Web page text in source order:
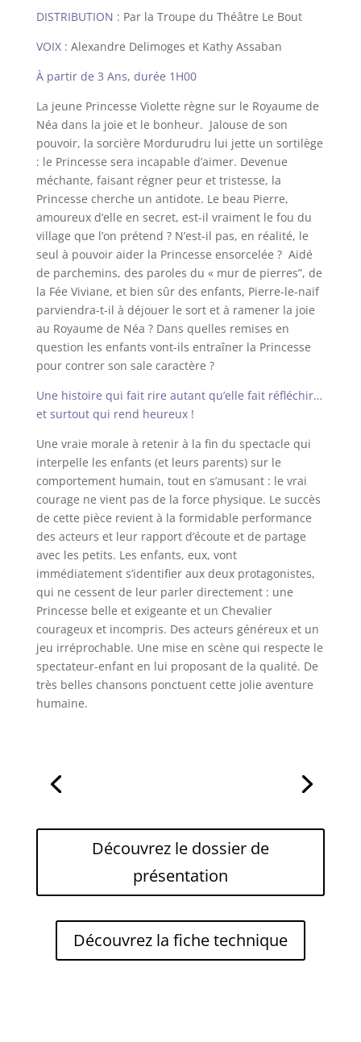
DISTRIBUTION : Par la Troupe du Théâtre Le Bout
VOIX : Alexandre Delimoges et Kathy Assaban
À partir de 3 Ans, durée 1H00
La jeune Princesse Violette règne sur le Royaume de
Néa dans la joie et le bonheur. Jalouse de son
pouvoir, la sorcière Mordurudru lui jette un sortilège
: le Princesse sera incapable d’aimer. Devenue
méchante, faisant régner peur et tristesse, la
Princesse cherche un antidote. Le beau Pierre,
amoureux d’elle en secret, est-il vraiment le fou du
village que l’on prétend ? N’est-il pas, en réalité, le
seul à pouvoir aider la Princesse ensorcelée ? Aidé
de parchemins, des paroles du « mur de pierres”, de
la Fée Viviane, et bien sûr des enfants, Pierre-le-naïf
parviendra-t-il à déjouer le sort et à ramener la joie
au Royaume de Néa ? Dans quelles remises en
question les enfants vont-ils entraîner la Princesse
pour contrer son sale caractère ?
Une histoire qui fait rire autant qu’elle fait réfléchir…
et surtout qui rend heureux !
Une vraie morale à retenir à la fin du spectacle qui
interpelle les enfants (et leurs parents) sur le
comportement humain, tout en s’amusant : le vrai
courage ne vient pas de la force physique. Le succès
de cette pièce revient à la formidable performance
des acteurs et leur rapport d’écoute et de partage
avec les petits. Les enfants, eux, vont
immédiatement s’identifier aux deux protagonistes,
qui ne cessent de leur parler directement : une
Princesse belle et exigeante et un Chevalier
courageux et incompris. Des acteurs généreux et un
jeu irréprochable. Une mise en scène qui respecte le
spectateur-enfant en lui proposant de la qualité. De
très belles chansons ponctuent cette jolie aventure
humaine.
Découvrez le dossier de
présentation
Découvrez la fiche technique